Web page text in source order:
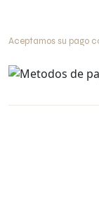
Aceptamos su pago